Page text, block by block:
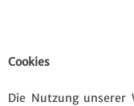
Cookies
Die Nutzung unserer